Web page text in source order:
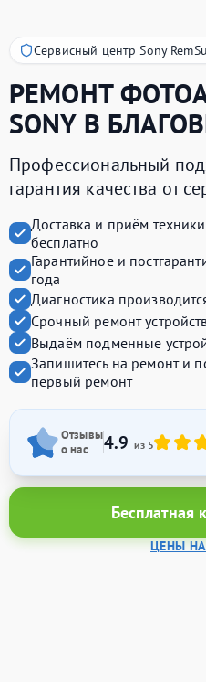
Сервисный центр Sony
РЕМОНТ
SONYВ
Профессиональный
гарантия качества от
Доставка и приём
бесплатно
Гарантийное и
года
Диагностика
Срочный ремонт
Выдаём подменные
Запишитесь на ремонт и
первый ремонт
Отзывы
о нас
4.9 из 5
Бесплатная
ЦЕНЫ